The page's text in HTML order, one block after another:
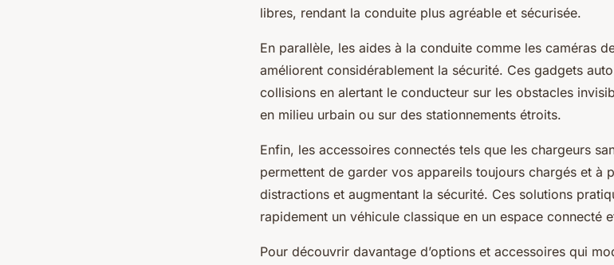
libres, rendant la conduite plus agréable et sécurisée.
En parallèle, les aides à la conduite comme les caméras
améliorent considérablement la sécurité. Ces gadgets
collisions en alertant le conducteur sur les obstacles
en milieu urbain ou sur des stationnements étroits.
Enfin, les accessoires connectés tels que les chargeurs
permettent de garder vos appareils toujours chargés et à
distractions et augmentant la sécurité. Ces solutions
rapidement un véhicule classique en un espace connecté
Pour découvrir davantage d’options et accessoires qui